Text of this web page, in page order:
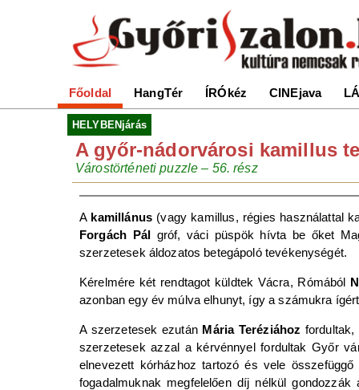
Főoldal HangTér ÍRÓkéz CINEjava
HELYBENjárás
A győr-nádorvárosi kamillus
Várostörténeti puzzle – 56. rész
A kamillánus(vagy kamillus, régies használattal
Forgách Pál gróf, váci püspök hívta be őket
szerzetesek áldozatos betegápoló tevékenységét.
Kérelmére két rendtagot küldtek Vácra, Rómából
azonban egy év múlva elhunyt, így a számukra
A szerzetesek ezután Mária Teréziához
szerzetesek azzal a kérvénnyel fordultak Győr
elnevezett kórházhoz tartozó és vele
fogadalmuknak megfelelően díj nélkül